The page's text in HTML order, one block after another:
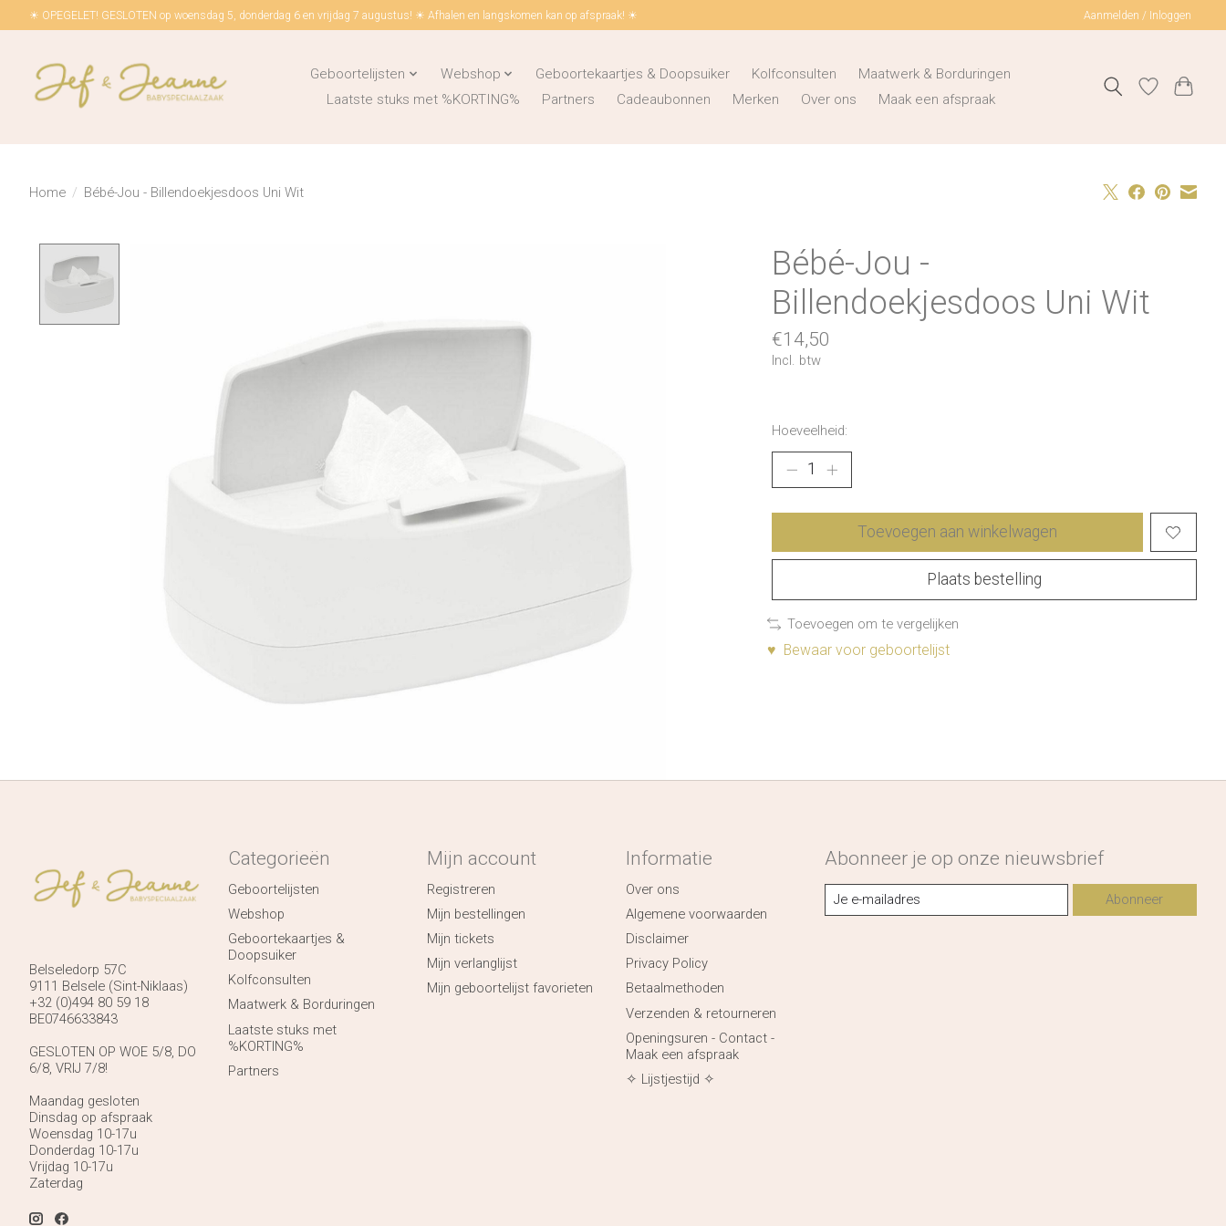
☀ OPEGELET! GESLOTEN op woensdag 5, donderdag 6 en vrijdag 7 augustus! ☀ Afhalen en langskomen kan op afspraak! ☀ Aanmelden / Inloggen
Geboortelijsten Webshop Geboortekaartjes & Doopsuiker Kolfconsulten
Maatwerk & Borduringen
Laatste stuks met %KORTING%
Partners Cadeaubonnen Merken Over ons Maak een afspraak
Home / Bébé-Jou - Billendoekjesdoos Uni Wit
Bébé-Jou -
Billendoekjesdoos Uni Wit
€14,50
Incl. btw
Hoeveelheid:
Toevoegen aan winkelwagen
Plaats bestelling
Toevoegen om te vergelijken
♥ Bewaar voor geboortelijst
Belseledorp 57C
9111 Belsele (Sint-Niklaas)
+32 (0)494 80 59 18
BE0746633843
GESLOTEN OP WOE 5/8, DO
6/8, VRIJ 7/8!
Maandag gesloten
Dinsdag op afspraak
Woensdag 10-17u
Donderdag 10-17u
Vrijdag 10-17u
Zaterdag
Categorieën
Geboortelijsten
Webshop
Geboortekaartjes &
Doopsuiker
Kolfconsulten
Maatwerk & Borduringen
Laatste stuks met
%KORTING%
Partners
Mijn account
Registreren
Mijn bestellingen
Mijn tickets
Mijn verlanglijst
Mijn geboortelijst favorieten
Informatie
Over ons
Algemene voorwaarden
Disclaimer
Privacy Policy
Betaalmethoden
Verzenden & retourneren
Openingsuren - Contact -
Maak een afspraak
✧ Lijstjestijd ✧
Abonneer je op onze nieuwsbrief
Abonneer